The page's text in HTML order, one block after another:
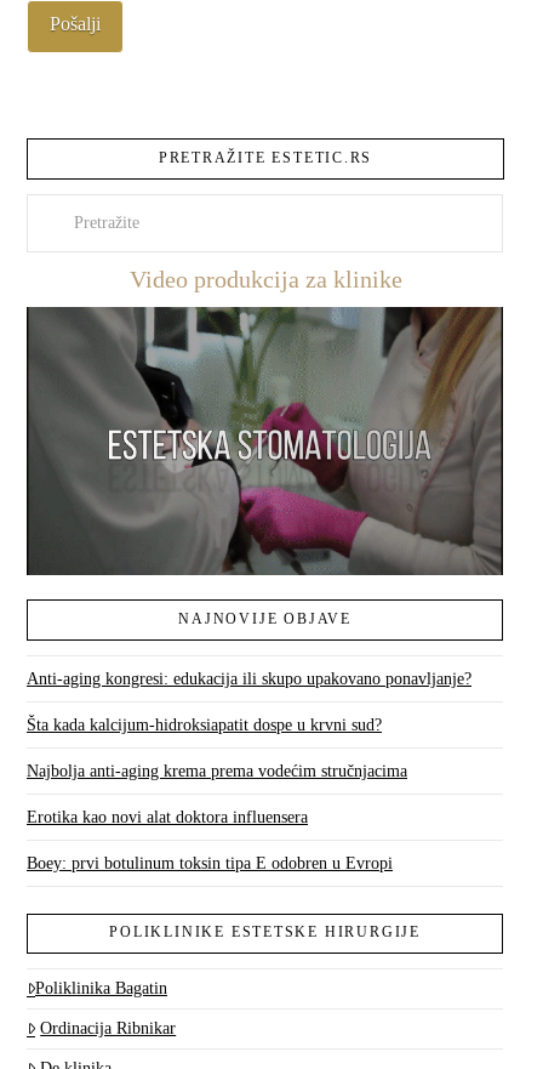
PRETRAŽITE ESTETIC.RS
Video produkcija za klinike
NAJNOVIJE OBJAVE
Anti-aging kongresi: edukacija ili skupo upakovano ponavljanje?
Šta kada kalcijum-hidroksiapatit dospe u krvni sud?
Najbolja anti-aging krema prema vodećim stručnjacima
Erotika kao novi alat doktora influensera
Boey: prvi botulinum toksin tipa E odobren u Evropi
POLIKLINIKE ESTETSKE HIRURGIJE
Poliklinika Bagatin
Ordinacija Ribnikar